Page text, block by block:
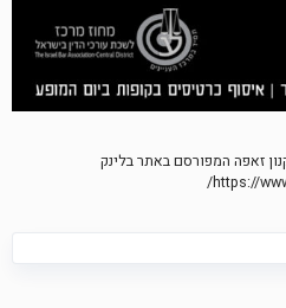
זאפה המפורסם באתר בלינק
https://